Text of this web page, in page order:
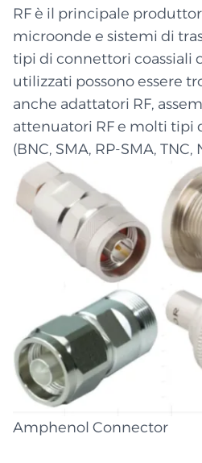
RF è il principale
microonde e sistemi di
tipi di connettori coassiali
utilizzati possono essere
anche adattatori RF,
attenuatori RF e molti tipi
(BNC, SMA, RP-SMA, TNC,
Amphenol Connector